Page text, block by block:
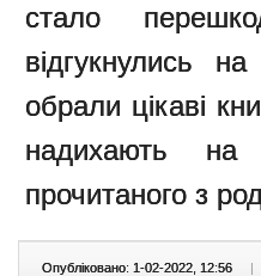
стало
відгукнулись
обрали цікаві
надихають на
прочитаного з
Опубліковано: 1-02-2022, 12:56 |